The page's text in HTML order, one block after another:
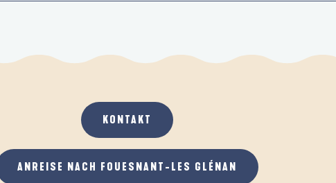
KONTAKT
ANREISE NACH FOUESNANT-LES GLÉNAN